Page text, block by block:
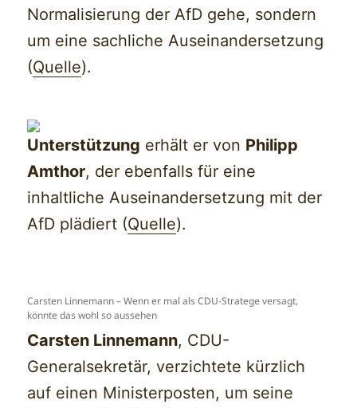
Normalisierung der AfD gehe, sondern
um eine sachliche Auseinandersetzung
(Quelle).
Unterstützung erhält er von Philipp
Amthor, der ebenfalls für eine
inhaltliche Auseinandersetzung mit der
AfD plädiert (Quelle).
Carsten Linnemann – Wenn er mal als CDU-Stratege versagt,
könnte das wohl so aussehen
Carsten Linnemann, CDU-
Generalsekretär, verzichtete kürzlich
auf einen Ministerposten, um seine